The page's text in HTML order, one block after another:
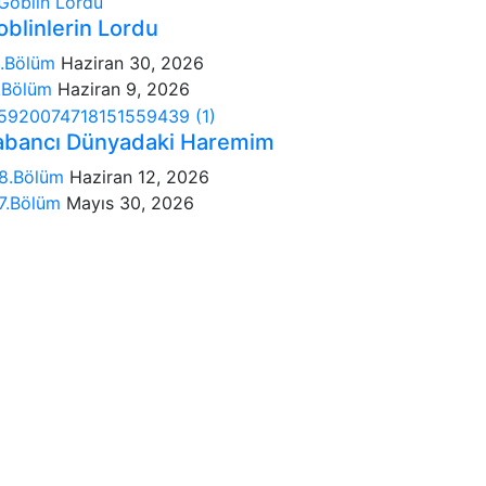
Lordu
Haziran 30, 2026
Haziran 9, 2026
Dünyadaki Haremim
Haziran 12, 2026
Mayıs 30, 2026